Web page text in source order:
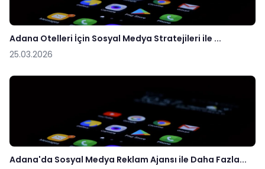
Adana Otelleri İçin Sosyal Medya Stratejileri ile ...
25.03.2026
Adana'da Sosyal Medya Reklam Ajansı ile Daha Fazla...